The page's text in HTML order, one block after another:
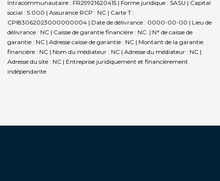
Intracommunautaire : FR29921620415 | Forme juridique : SASU | Capital
social : 5 000 | Assurance RCP : NC | Carte T :
CPI83062023000000004 | Date de délivrance : 0000-00-00 | Lieu de
délivrance : NC | Caisse de garantie financière : NC. | N° de caisse de
garantie : NC | Adresse caisse de garantie : NC | Montant de la garantie
financière : NC | Nom du médiateur : NC | Adresse du médiateur : NC |
Adresse du site : NC | Entreprise juridiquement et financièrement
indépendante